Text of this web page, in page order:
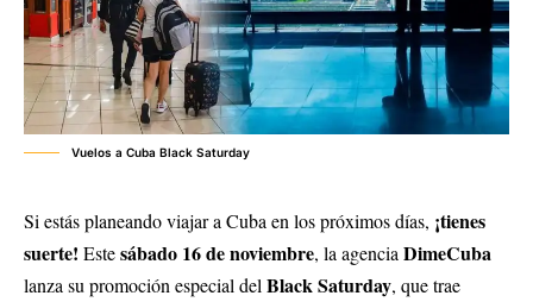
Vuelos a Cuba Black Saturday
Si estás planeando viajar a Cuba en los próximos días, ¡tienes
suerte! Estesábado 16 de noviembre, la agencia DimeCuba
lanza su promoción especial del Black Saturday, que trae